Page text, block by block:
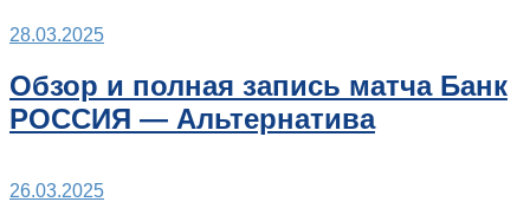
28.03.2025
Обзор и полная запись матча Банк
РОССИЯ — Альтернатива
26.03.2025